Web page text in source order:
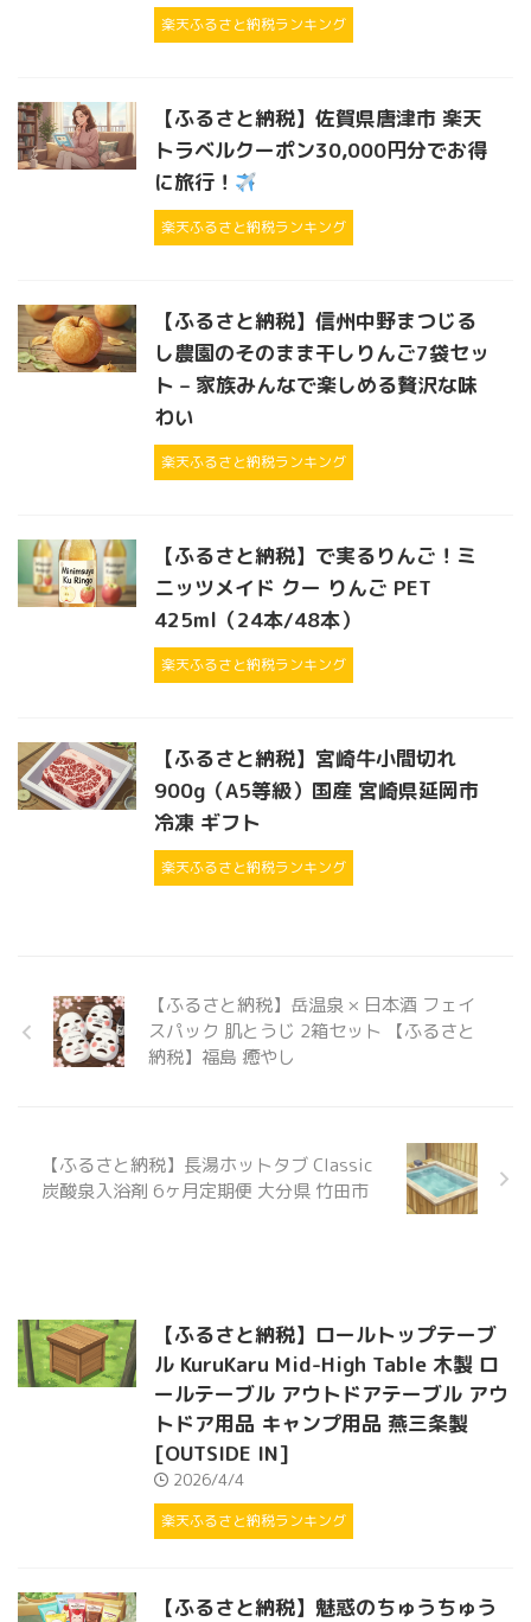
楽天ふるさと納税ランキング
【ふるさと納税】佐賀県唐津市 楽天
トラベルクーポン30,000円分でお得
に旅行！
楽天ふるさと納税ランキング
【ふるさと納税】信州中野まつじる
し農園のそのまま干しりんご7袋セッ
ト – 家族みんなで楽しめる贅沢な味
わい
楽天ふるさと納税ランキング
【ふるさと納税】で実るりんご！ミ
ニッツメイド クー りんご PET
425ml（24本/48本）
楽天ふるさと納税ランキング
【ふるさと納税】宮崎牛小間切れ
900g（A5等級）国産 宮崎県延岡市
冷凍 ギフト
楽天ふるさと納税ランキング
【ふるさと納税】岳温泉 × 日本酒 フェイ
スパック 肌とうじ 2箱セット 【ふるさと
納税】福島 癒やし
【ふるさと納税】長湯ホットタブ Classic
炭酸泉入浴剤 6ヶ月定期便 大分県 竹田市
【ふるさと納税】ロールトップテーブ
ル KuruKaru Mid-High Table 木製 ロ
ールテーブル アウトドアテーブル アウ
トドア用品 キャンプ用品 燕三条製
[OUTSIDE IN]
2026/4/4
楽天ふるさと納税ランキング
【ふるさと納税】魅惑のちゅうちゅう